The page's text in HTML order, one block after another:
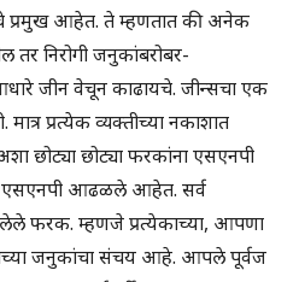
प्रमुख आहेत. ते म्हणतात की अनेक
तर निरोगी जनुकांबरोबर-
जीन वेचून काढायचे. जीन्सचा एक
प्रत्येक व्यक्तीच्या नकाशात
छोट्या छोट्या फरकांना एसएनपी
एसएनपी आढळले आहेत. सर्व
फरक. म्हणजे प्रत्येकाच्या, आपणा
जनुकांचा संचय आहे. आपले पूर्वज